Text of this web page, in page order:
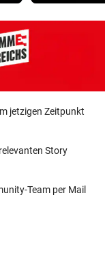
jetzigen Zeitpunkt
Story
Team per Mail